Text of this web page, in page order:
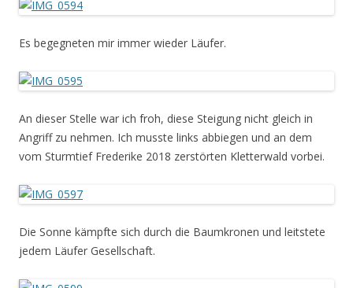
Es begegneten mir immer wieder Läufer.
An dieser Stelle war ich froh, diese Steigung nicht gleich in
Angriff zu nehmen. Ich musste links abbiegen und an dem
vom Sturmtief Frederike 2018 zerstörten Kletterwald vorbei.
Die Sonne kämpfte sich durch die Baumkronen und leitstete
jedem Läufer Gesellschaft.